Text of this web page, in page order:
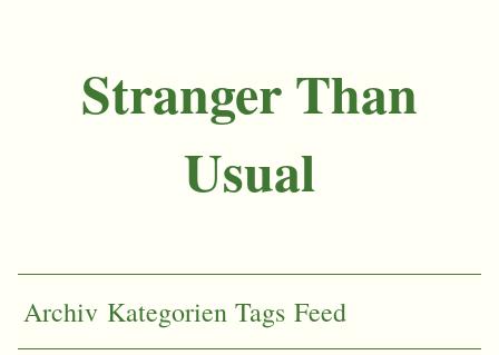
Stranger Than
Usual
Archiv Kategorien Tags Feed